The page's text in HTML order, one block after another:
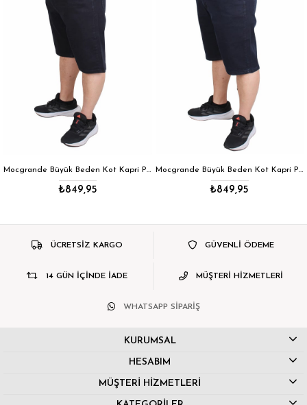
Mocgrande Büyük Beden Kot Kapri Power Lycra Comero 11913 Koyu Lacivert Mocgrande Büyük Beden Kot Kapri Power Lycra Comero 11913 LACIVERT
ÜCRETSİZ KARGO GÜVENLİ ÖDEME
14 GÜN İÇİNDE İADE MÜŞTERİ HİZMETLERİ
WHATSAPP SİPARİŞ
KURUMSAL
HESABIM
MÜŞTERİ HİZMETLERİ